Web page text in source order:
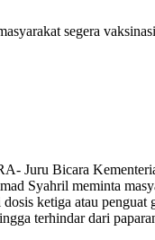
Juru Bicara
Syahril meminta
ketiga atau penguat
terhindar dari